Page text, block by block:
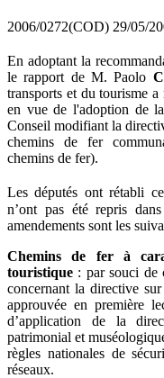
2006/0272(COD) 29/05/
En adoptant la
le rapport de M. Paolo
transports et du tourisme
en vue de l'adoption de
Conseil modifiant la
chemins de fer
chemins de fer).
Les députés ont rétabli
n’ont pas été repris
amendements sont les
Chemins de fer à
touristique : par souci de
concernant la directive
approuvée en première
d’application de la
patrimonial et
règles nationales de
réseaux.